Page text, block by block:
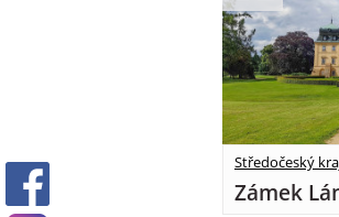
Středočeský
Zámek